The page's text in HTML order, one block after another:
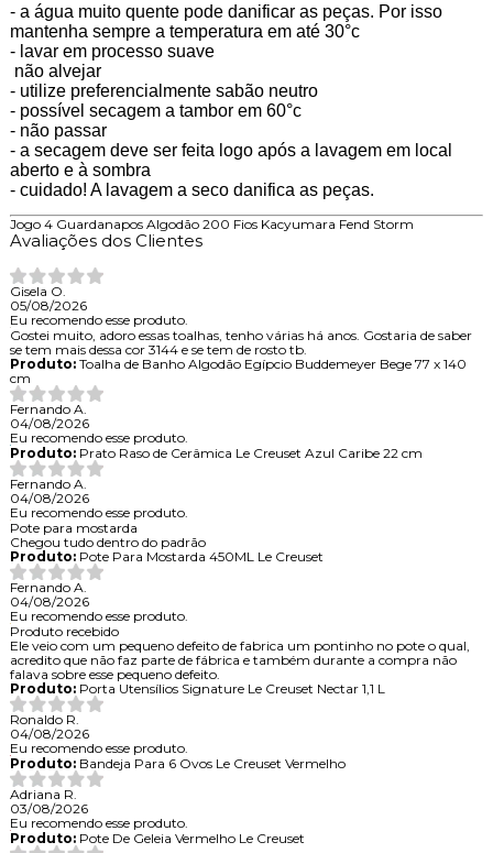
- a água muito quente pode danificar as peças. Por isso
mantenha sempre a temperatura em até 30°c
- lavar em processo suave
não alvejar
- utilize preferencialmente sabão neutro
- possível secagem a tambor em 60°c
- não passar
- a secagem deve ser feita logo após a lavagem em local
aberto e à sombra
- cuidado! A lavagem a seco danifica as peças.
Jogo 4 Guardanapos Algodão 200 Fios Kacyumara Fend Storm
Avaliações dos Clientes
Gisela O.
05/08/2026
Eu recomendo esse produto.
Gostei muito, adoro essas toalhas, tenho várias há anos. Gostaria de saber
se tem mais dessa cor 3144 e se tem de rosto tb.
Produto:Toalha de Banho Algodão Egípcio Buddemeyer Bege 77 x 140
cm
Fernando A.
04/08/2026
Eu recomendo esse produto.
Produto:Prato Raso de Cerâmica Le Creuset Azul Caribe 22 cm
Fernando A.
04/08/2026
Eu recomendo esse produto.
Pote para mostarda
Chegou tudo dentro do padrão
Produto:Pote Para Mostarda 450ML Le Creuset
Fernando A.
04/08/2026
Eu recomendo esse produto.
Produto recebido
Ele veio com um pequeno defeito de fabrica um pontinho no pote o qual,
acredito que não faz parte de fábrica e também durante a compra não
falava sobre esse pequeno defeito.
Produto:Porta Utensílios Signature Le Creuset Nectar 1,1 L
Ronaldo R.
04/08/2026
Eu recomendo esse produto.
Produto:Bandeja Para 6 Ovos Le Creuset Vermelho
Adriana R.
03/08/2026
Eu recomendo esse produto.
Produto:Pote De Geleia Vermelho Le Creuset